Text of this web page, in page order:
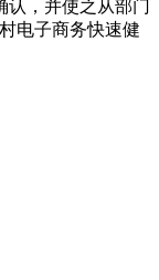
认，并使之从部门
电子商务快速健